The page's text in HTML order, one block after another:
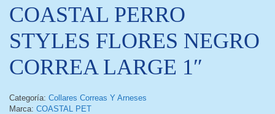
COASTAL PERRO
STYLES FLORES NEGRO
CORREA LARGE 1″
Categoría: Collares Correas Y Arneses
Marca: COASTAL PET